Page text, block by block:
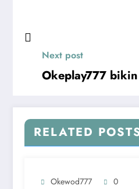
Next post
Okeplay777
RELATED
Okewod777 0